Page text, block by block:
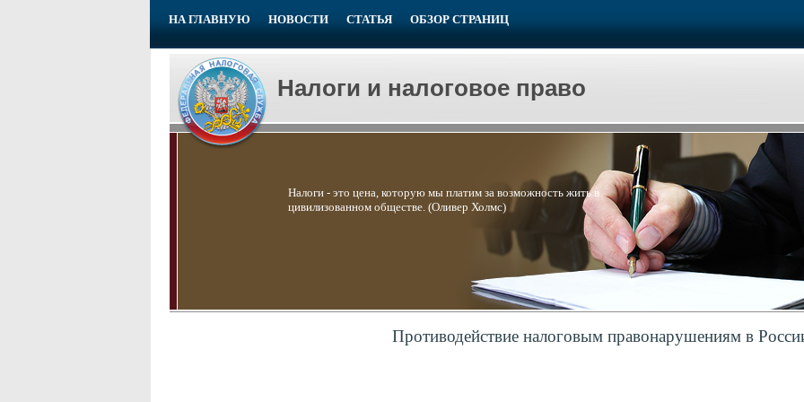
НА ГЛАВНУЮ НОВОСТИ СТАТЬЯ ОБЗОР СТРАНИЦ
Налоги и налоговое право
Налоги - это цена, которую мы платим за возможность жить в
цивилизованном обществе. (Оливер Холмс)
Противодействие налоговым правонарушениям в